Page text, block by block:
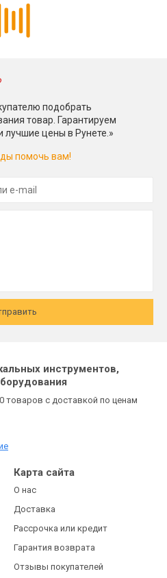
подобрать
товар. Гарантируем
лучшие цены в Рунете.»
помочь вам!
инструментов,
товаров с доставкой по ценам
Карта сайта
О нас
Доставка
Рассрочка или кредит
Гарантия возврата
Отзывы покупателей